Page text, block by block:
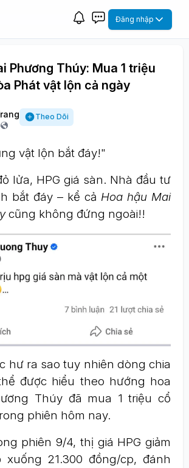
Đăng nhập
Phương Thúy: Mua 1 triệu
Phát vật lộn cả ngày
Theo Dõi
vật lộn bắt đáy!"
lửa, HPG giá sàn. Nhà đầu tư
bắt đáy – kể cả Hoa hậu Mai
cũng không đứng ngoài!!
hư ra sao tuy nhiên dòng chia
được hiểu theo hướng hoa
Thúy đã mua 1 triệu cổ
phiên hôm nay.
phiên 9/4, thị giá HPG giảm
21.300 đồng/cp, đánh